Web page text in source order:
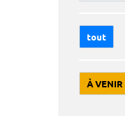
tout
À VENIR